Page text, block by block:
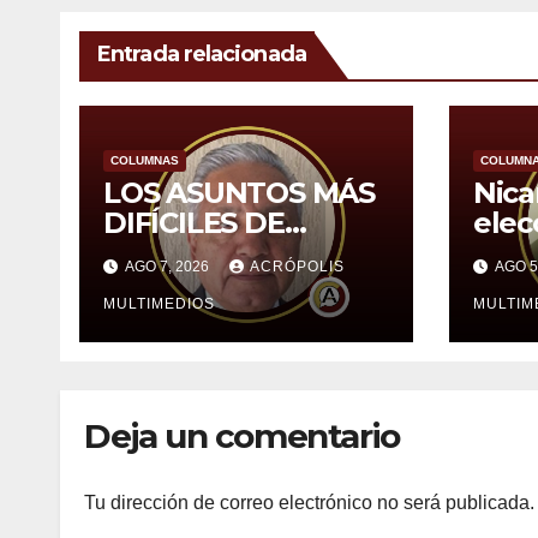
Entrada relacionada
COLUMNAS
LOS ASUNTOS MÁS
DIFÍCILES DE
SHEINBAUM
AGO 7, 2026 ACRÓPOLIS
MULTIMEDIOS
AGO
Deja un comentario
Tu dirección de correo electrónico no será publicada.